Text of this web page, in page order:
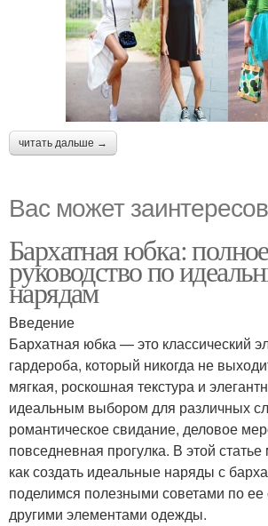
читать дальше →
Вас может
Бархатная юбка: полное
руководство по
нарядам
Введение
Бархатная юбка — это классический
гардероба, который никогда не
мягкая, роскошная текстура и
идеальным выбором для различных
романтическое свидание, деловое
повседневная прогулка. В этой
как создать идеальные наряды с
поделимся полезными советами по ее
другими элементами одежды.